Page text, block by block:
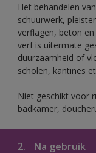
Het behandelen
schuurwerk,
verflagen, beton
verf is uitermate
duurzaamheid of
scholen, kantines
Niet geschikt voor
badkamer,
2. Na gebruik